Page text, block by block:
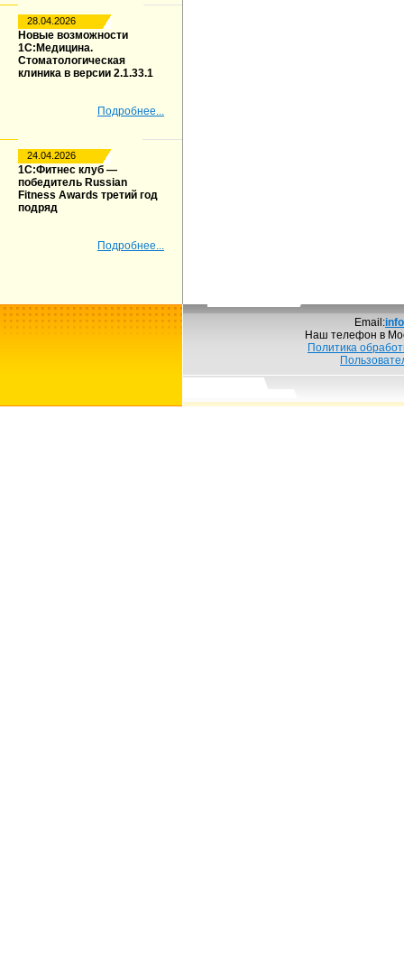
28.04.2026
Новые возможности
1С:Медицина.
Стоматологическая
клиника в версии 2.1.33.1
Подробнее...
24.04.2026
1С:Фитнес клуб —
победитель Russian
Fitness Awards третий год
подряд
Подробнее...
Email:
Наш телефон в
Политика